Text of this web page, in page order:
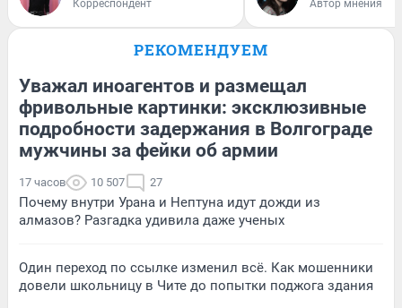
Корреспондент Автор мнения
РЕКОМЕНДУЕМ
Уважал иноагентов и размещал
фривольные картинки: эксклюзивные
подробности задержания в Волгограде
мужчины за фейки об армии
17 часов 10 507 27
Почему внутри Урана и Нептуна идут дожди из
алмазов? Разгадка удивила даже ученых
Один переход по ссылке изменил всё. Как мошенники
довели школьницу в Чите до попытки поджога здания